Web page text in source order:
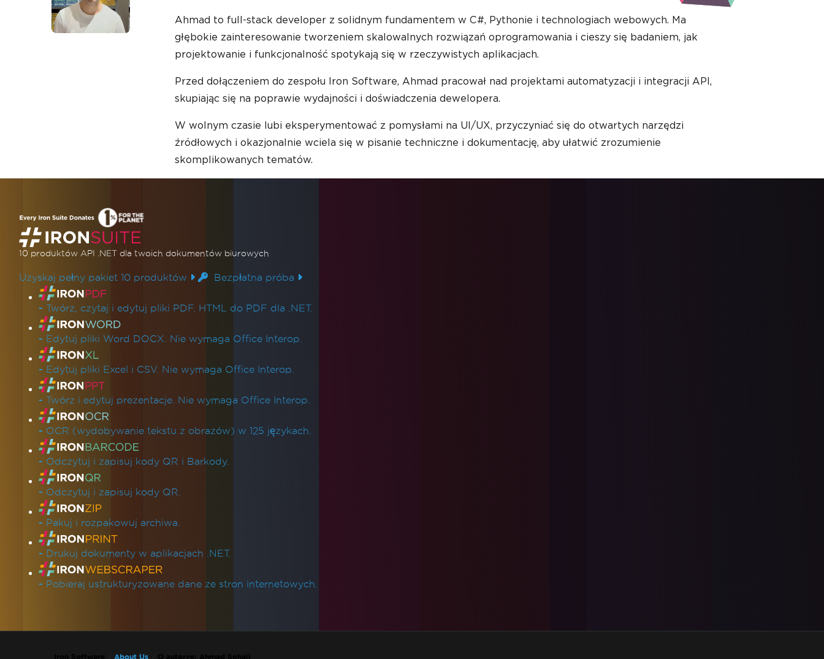
Ahmad to full-stack developer z solidnym fundamentem w C#, Pythonie i technologiach webowych. Ma
głębokie zainteresowanie tworzeniem skalowalnych rozwiązań oprogramowania i cieszy się badaniem, jak
projektowanie i funkcjonalność spotykają się w rzeczywistych aplikacjach.
Przed dołączeniem do zespołu Iron Software, Ahmad pracował nad projektami automatyzacji i integracji API,
skupiając się na poprawie wydajności i doświadczenia dewelopera.
W wolnym czasie lubi eksperymentować z pomysłami na UI/UX, przyczyniać się do otwartych narzędzi
źródłowych i okazjonalnie wciela się w pisanie techniczne i dokumentację, aby ułatwić zrozumienie
skomplikowanych tematów.
10 produktów API .NET dla twoich dokumentów biurowych
Uzyskaj pełny pakiet 10 produktów Bezpłatna próba
Linki do produktów
- Twórz, czytaj i edytuj pliki PDF. HTML do PDF dla .NET.
- Edytuj pliki Word DOCX. Nie wymaga Office Interop.
- Edytuj pliki Excel i CSV. Nie wymaga Office Interop.
- Twórz i edytuj prezentacje. Nie wymaga Office Interop.
- OCR (wydobywanie tekstu z obrazów) w 125 językach.
- Odczytuj i zapisuj kody QR i Barkody.
- Odczytuj i zapisuj kody QR.
- Pakuj i rozpakowuj archiwa.
- Drukuj dokumenty w aplikacjach .NET.
- Pobieraj ustrukturyzowane dane ze stron internetowych.
Iron Software About Us O autorze: Ahmad Sohail